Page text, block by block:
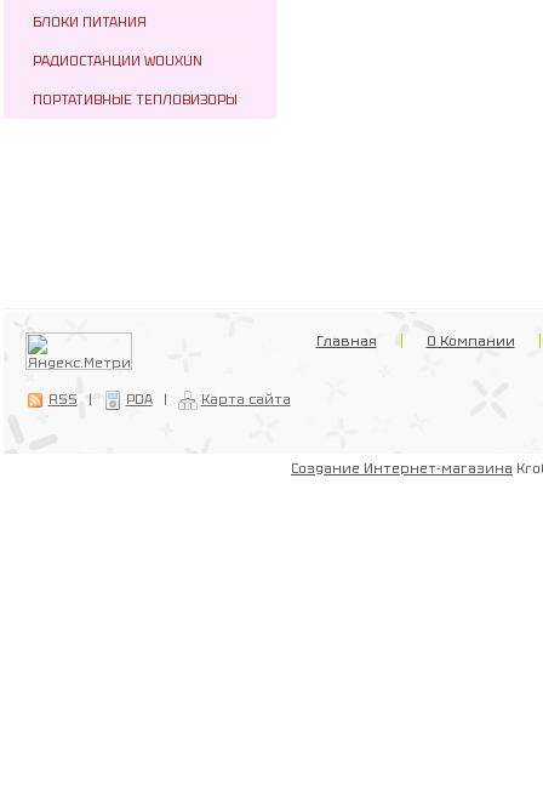
БЛОКИ ПИТАНИЯ
РАДИОСТАНЦИИ WOUXUN
ПОРТАТИВНЫЕ ТЕПЛОВИЗОРЫ
RSS | PDA | Карта сайта
Главная О Компании
Создание Интернет-магазина